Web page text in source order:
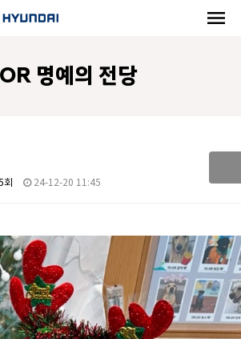
명예의 전당
회 24-12-20 11:45